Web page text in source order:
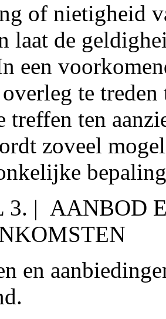
of nietigheid
laat de
een
te treden
treffen ten
zoveel
3. | AANBOD
en